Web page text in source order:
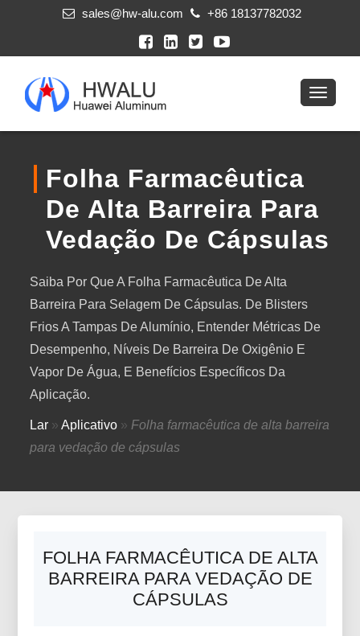
sales@hw-alu.com +86 18137782032
Folha Farmacêutica
De Alta Barreira Para
Vedação De Cápsulas
Saiba Por Que A Folha Farmacêutica De Alta
Barreira Para Selagem De Cápsulas. De Blisters
Frios A Tampas De Alumínio, Entender Métricas De
Desempenho, Níveis De Barreira De Oxigênio E
Vapor De Água, E Benefícios Específicos Da
Aplicação.
Lar »Aplicativo » Folha farmacêutica de alta barreira
para vedação de cápsulas
FOLHA FARMACÊUTICA DE ALTA
BARREIRA PARA VEDAÇÃO DE
CÁPSULAS